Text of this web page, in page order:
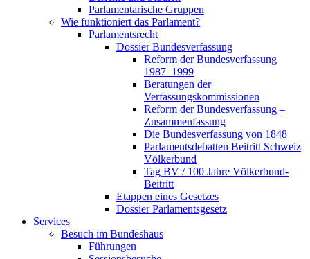
Parlamentarische Gruppen
Wie funktioniert das Parlament?
Parlamentsrecht
Dossier Bundesverfassung
Reform der Bundesverfassung
1987–1999
Beratungen der
Verfassungskommissionen
Reform der Bundesverfassung –
Zusammenfassung
Die Bundesverfassung von 1848
Parlamentsdebatten Beitritt Schweiz
Völkerbund
Tag BV / 100 Jahre Völkerbund-
Beitritt
Etappen eines Gesetzes
Dossier Parlamentsgesetz
Services
Besuch im Bundeshaus
Führungen